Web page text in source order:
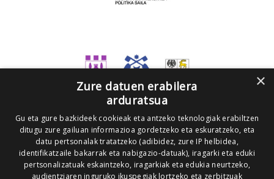
×
Zure datuen erabilera
arduratsua
Gu eta gure bazkideek cookieak eta antzeko teknologiak erabiltzen
ditugu zure gailuan informazioa gordetzeko eta eskuratzeko, eta
datu pertsonalak tratatzeko (adibidez, zure IP helbidea,
identifikatzaile bakarrak eta nabigazio-datuak), iragarki eta eduki
pertsonalizatuak eskaintzeko, iragarkiak eta edukia neurtzeko,
audientziaren inguruko ikuspegiak lortzeko eta zerbitzuak